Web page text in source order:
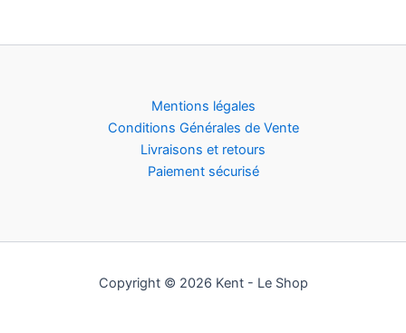
Mentions légales
Conditions Générales de Vente
Livraisons et retours
Paiement sécurisé
Copyright © 2026 Kent - Le Shop